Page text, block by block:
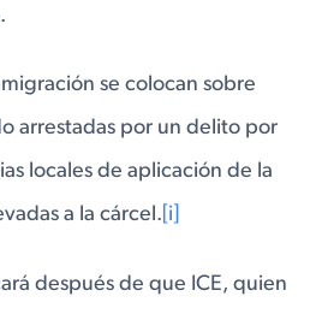
se colocan sobre
arrestadas por un delito por
locales de aplicación de la
a la cárcel. [i]
después de que ICE, quien